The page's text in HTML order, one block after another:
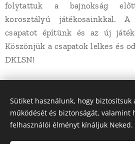
folytattuk a bajnokság
korosztályú játékosainkkal.
csapatot építünk és az új
Köszönjük a csapatok lelkes és
DKLSN!
Sütiket használunk, hogy biztosítsuk
működését és biztonságát, valamint
felhasználói élményt kínáljuk Neked.